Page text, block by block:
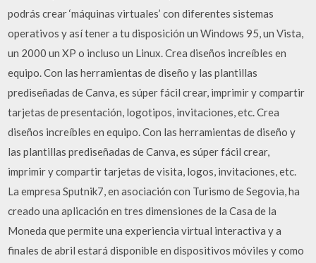
podrás crear ‘máquinas virtuales’ con diferentes sistemas
operativos y así tener a tu disposición un Windows 95, un Vista,
un 2000 un XP o incluso un Linux. Crea diseños increíbles en
equipo. Con las herramientas de diseño y las plantillas
prediseñadas de Canva, es súper fácil crear, imprimir y compartir
tarjetas de presentación, logotipos, invitaciones, etc. Crea
diseños increíbles en equipo. Con las herramientas de diseño y
las plantillas prediseñadas de Canva, es súper fácil crear,
imprimir y compartir tarjetas de visita, logos, invitaciones, etc.
La empresa Sputnik7, en asociación con Turismo de Segovia, ha
creado una aplicación en tres dimensiones de la Casa de la
Moneda que permite una experiencia virtual interactiva y a
finales de abril estará disponible en dispositivos móviles y como